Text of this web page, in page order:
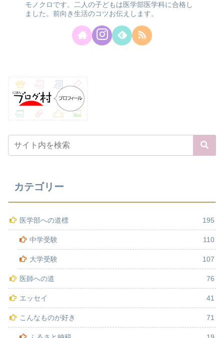
モノクロです。二人の子どもは医学部医学科に合格し
ました。前向き生活のコツお伝えします。
カテゴリー
医学部への道標 195
中学受験 110
大学受験 107
医師への道 76
エッセイ 41
こんなものが好き 71